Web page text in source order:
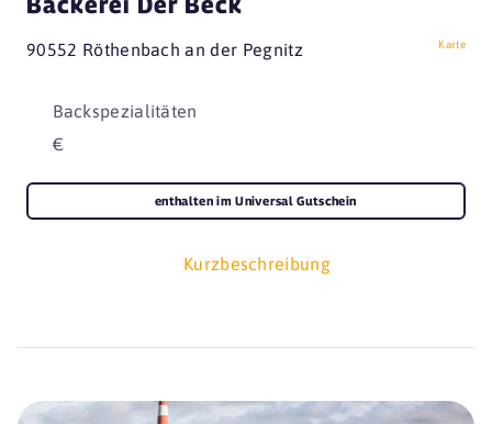
90552 Röthenbach an der Pegnitz Karte
Backspezialitäten
€
Kurzbeschreibung
enthalten im Universal Gutschein